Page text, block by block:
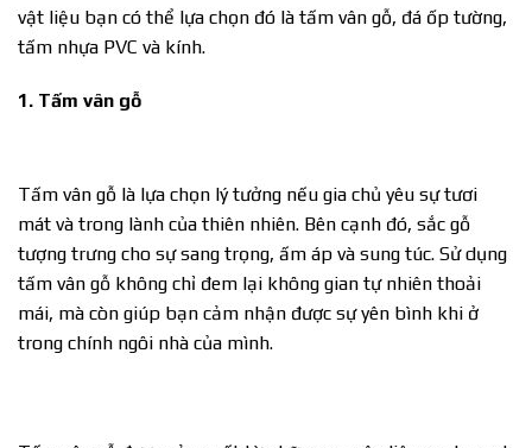
vật liệu bạn có thể lựa chọn đó là tấm vân gỗ, đá ốp tường,
tấm nhựa PVC và kính.
1. Tấm vân gỗ
Tấm vân gỗ là lựa chọn lý tưởng nếu gia chủ yêu sự tươi
mát và trong lành của thiên nhiên. Bên cạnh đó, sắc gỗ
tượng trưng cho sự sang trọng, ấm áp và sung túc. Sử dụng
tấm vân gỗ không chỉ đem lại không gian tự nhiên thoải
mái, mà còn giúp bạn cảm nhận được sự yên bình khi ở
trong chính ngôi nhà của mình.